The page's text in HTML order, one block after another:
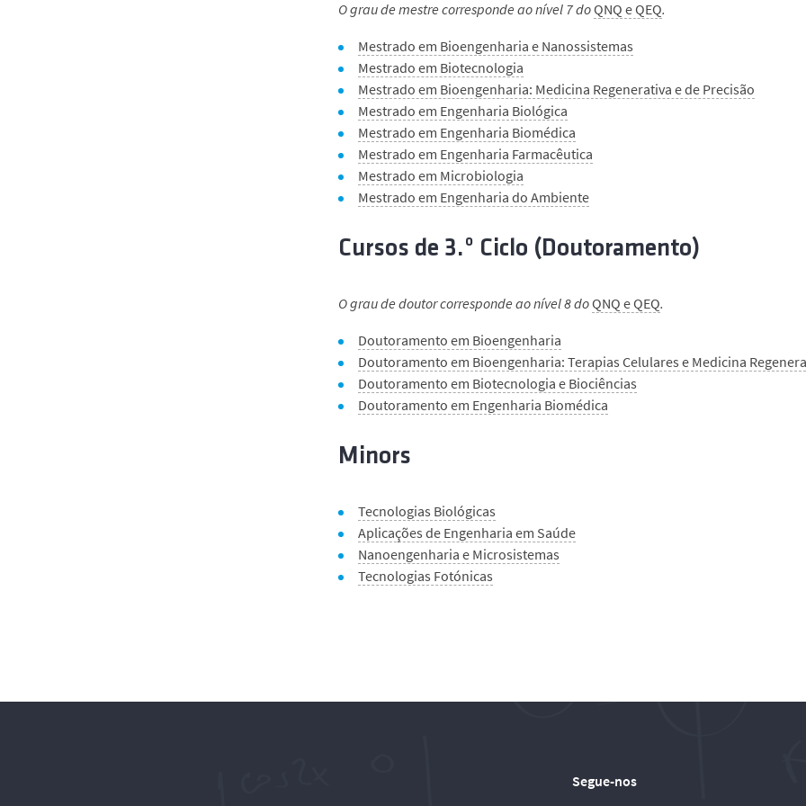
O grau de mestre corresponde ao nível 7 doQNQ e QEQ.
Mestrado em Bioengenharia e Nanossistemas
Mestrado em Biotecnologia
Mestrado em Bioengenharia: Medicina Regenerativa e de Precisão
Mestrado em Engenharia Biológica
Mestrado em Engenharia Biomédica
Mestrado em Engenharia Farmacêutica
Mestrado em Microbiologia
Mestrado em Engenharia do Ambiente
Cursos de 3.º Ciclo (Doutoramento)
O grau de doutor corresponde ao nível 8 doQNQ e QEQ.
Doutoramento em Bioengenharia
Doutoramento em Bioengenharia: Terapias Celulares e Medicina
Doutoramento em Biotecnologia e Biociências
Doutoramento em Engenharia Biomédica
Minors
Tecnologias Biológicas
Aplicações de Engenharia em Saúde
Nanoengenharia e Microsistemas
Tecnologias Fotónicas
Segue-nos